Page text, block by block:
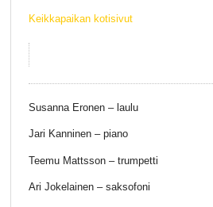
Keikkapaikan kotisivut
Susanna Eronen – laulu
Jari Kanninen – piano
Teemu Mattsson – trumpetti
Ari Jokelainen – saksofoni